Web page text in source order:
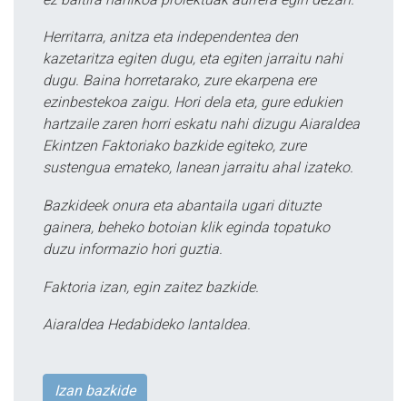
Herritarra, anitza eta independentea den
kazetaritza egiten dugu, eta egiten jarraitu nahi
dugu. Baina horretarako, zure ekarpena ere
ezinbestekoa zaigu. Hori dela eta, gure edukien
hartzaile zaren horri eskatu nahi dizugu Aiaraldea
Ekintzen Faktoriako bazkide egiteko, zure
sustengua emateko, lanean jarraitu ahal izateko.
Bazkideek onura eta abantaila ugari dituzte
gainera, beheko botoian klik eginda topatuko
duzu informazio hori guztia.
Faktoria izan, egin zaitez bazkide.
Aiaraldea Hedabideko lantaldea.
Izan bazkide